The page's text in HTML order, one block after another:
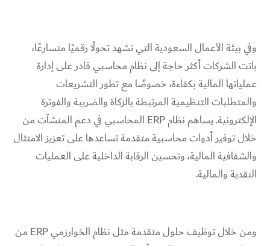
وفي بيئة الأعمال السعودية التي تشهد تحولًا رقميًا متسارعًا،
باتت الشركات أكثر حاجة إلى نظام محاسبي قادر على إدارة
عملياتها المالية بكفاءة، خصوصًا مع تطور التشريعات
والمتطلبات التنظيمية المرتبطة بالزكاة والضريبة والفوترة
الإلكترونية. يساهم نظام ERP المحاسبي في دعم المنشآت من
خلال توفير أدوات محاسبية متقدمة تساعدها على تعزيز الامتثال
والشفافية المالية، وتحسين الرقابة الداخلية على العمليات
النقدية والمالية.
ومن خلال توظيف حلول متقدمة مثل نظام الخوارزمي ERP من